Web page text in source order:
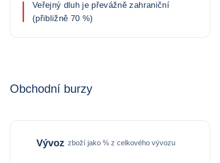
Veřejný dluh je převážně zahraniční
(přibližně 70 %)
Obchodní burzy
Vývoz zboží jako % z celkového vývozu